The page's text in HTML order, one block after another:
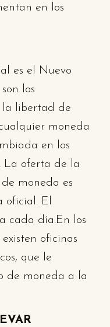
en los
es el Nuevo
los
la libertad de
moneda
en los
La oferta de la
moneda es
oficial. El
cada día.En los
oficinas
que le
de moneda a la